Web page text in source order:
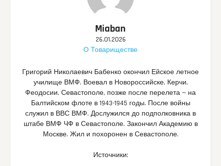
Miaban
26.01.2026
О Товариществе
Григорий Николаевич Бабенко окончил Ейское летное
училище ВМФ. Воевал в Новороссийске, Керчи,
Феодосии, Севастополе, позже после перелета — на
Балтийском флоте в 1943-1945 годы. После войны
служил в ВВС ВМФ. Дослужился до подполковника в
штабе ВМФ ЧФ в Севастополе. Закончил Академию в
Москве. Жил и похоронен в Севастополе.
Источники: